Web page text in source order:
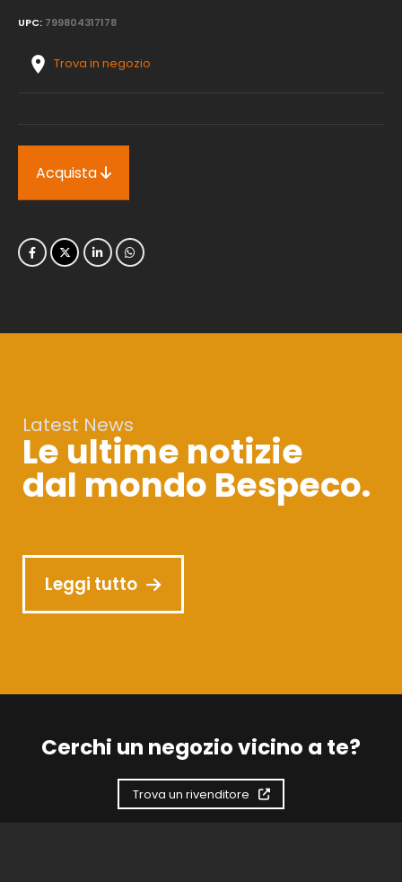
UPC: 799804317178
Trova in negozio
Acquista
Latest News
Le ultime notizie
dal mondo Bespeco.
Leggi tutto
Cerchi un negozio vicino a te?
Trova un rivenditore